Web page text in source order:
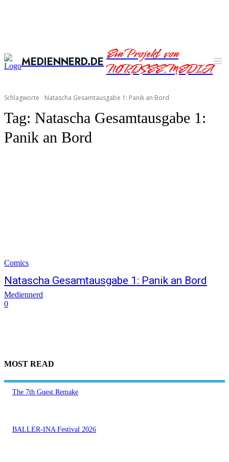
MEDIENNERD.DEEin Projekt von
NORDSEE.MEDIA
Schlagworte Natascha Gesamtausgabe 1: Panik an Bord
Tag: Natascha Gesamtausgabe 1:
Panik an Bord
Comics
Natascha Gesamtausgabe 1: Panik an Bord
Mediennerd
0
MOST READ
The 7th Guest Remake
BALLER-INA Festival 2026